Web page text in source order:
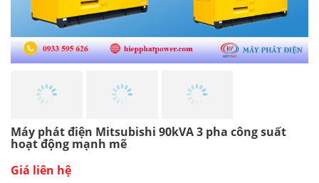
Máy phát điện Mitsubishi 90kVA 3 pha công suất
hoạt động mạnh mẽ
Giá liên hệ